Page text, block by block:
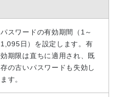
パスワードの有効期間（1～
1,095日）を設定します。有
効期限は直ちに適用され、既
存の古いパスワードも失効し
ます。